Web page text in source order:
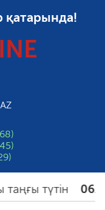
қатарында!
түтін